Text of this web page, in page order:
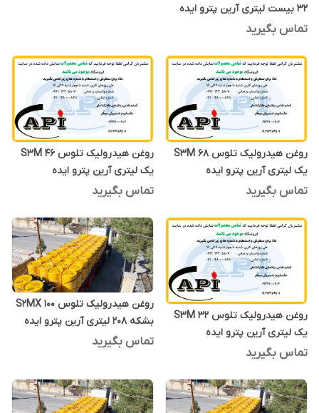
32 بیست لیتری آرین پترو ایده
تماس بگیرید
روغن هیدرولیک تلوس S3M 68
یک لیتری آرین پترو ایده
تماس بگیرید
روغن هیدرولیک تلوس S3M 46
یک لیتری آرین پترو ایده
تماس بگیرید
روغن هیدرولیک تلوس S3M 32
یک لیتری آرین پترو ایده
تماس بگیرید
روغن هیدرولیک تلوس S2MX 100
بشکه 208 لیتری آرین پترو ایده
تماس بگیرید